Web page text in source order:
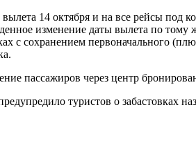
14 октября и на все рейсы под
изменение даты вылета по
с сохранением первоначального
пассажиров через центр
туристов о забастовках